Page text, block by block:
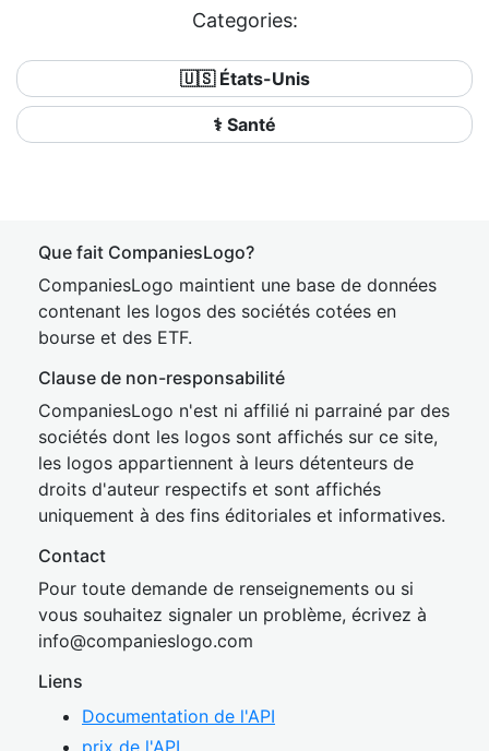
Categories:
🇺🇸 États-Unis
⚕️ Santé
Que fait CompaniesLogo?
CompaniesLogo maintient une base de données
contenant les logos des sociétés cotées en
bourse et des ETF.
Clause de non-responsabilité
CompaniesLogo n'est ni affilié ni parrainé par des
sociétés dont les logos sont affichés sur ce site,
les logos appartiennent à leurs détenteurs de
droits d'auteur respectifs et sont affichés
uniquement à des fins éditoriales et informatives.
Contact
Pour toute demande de renseignements ou si
vous souhaitez signaler un problème, écrivez à
info@companieslogo.com
Liens
Documentation de l'API
prix de l'API